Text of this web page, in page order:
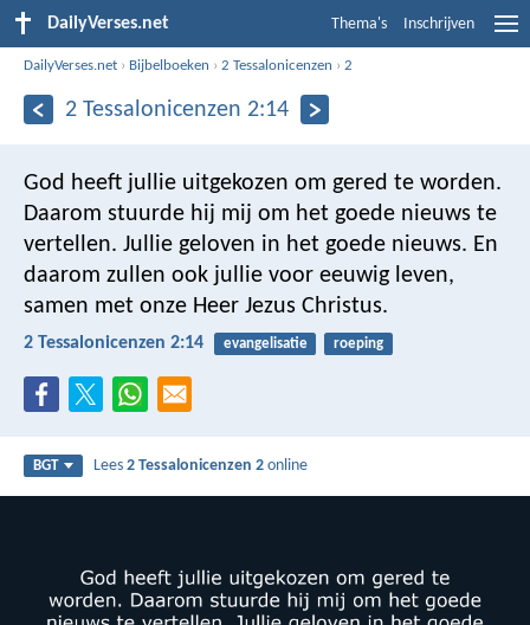
DailyVerses.net Thema's Inschrijven
DailyVerses.net › Bijbelboeken ›2 Tessalonicenzen ›2
2 Tessalonicenzen 2:14
God heeft jullie uitgekozen om gered te worden.
Daarom stuurde hij mij om het goede nieuws te
vertellen. Jullie geloven in het goede nieuws. En
daarom zullen ook jullie voor eeuwig leven,
samen met onze Heer Jezus Christus.
2 Tessalonicenzen 2:14 evangelisatie roeping
BGT Lees2 Tessalonicenzen 2 online